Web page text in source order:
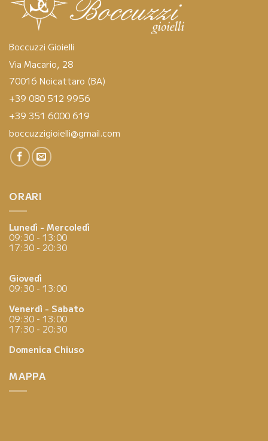
Boccuzzi Gioielli
Via Macario, 28
70016 Noicattaro (BA)
+39 080 512 9956
+39 351 6000 619
boccuzzigioielli@gmail.com
ORARI
Lunedì - Mercoledì
09:30 - 13:00
17:30 - 20:30
Giovedì
09:30 - 13:00
Venerdì - Sabato
09:30 - 13:00
17:30 - 20:30
Domenica Chiuso
MAPPA